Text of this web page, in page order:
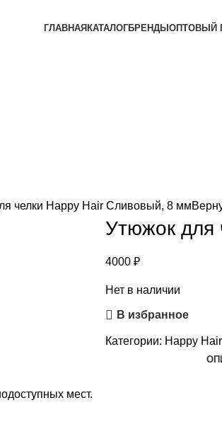
ГЛАВНАЯ КАТАЛОГБРЕНДЫ ОПТОВЫЙ
челки Happy Hair Сливовый, 8 мм
Утюжок для
4000 ₽
Нет в наличии
В избранное
Категории: Happy Hair
мест.